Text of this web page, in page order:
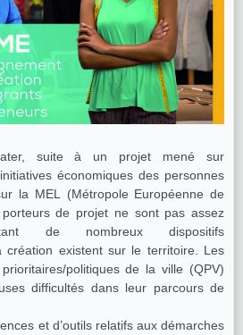
suite à un projet mené sur
économiques des personnes
la MEL (Métropole Européenne de
de projet ne sont pas assez
de nombreux dispositifs
création existent sur le territoire. Les
politiques de la ville (QPV)
difficultés dans leur parcours de
et d’outils relatifs aux démarches